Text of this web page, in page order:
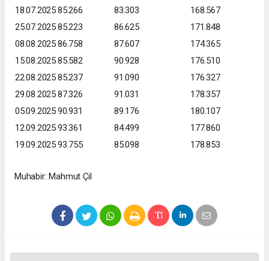
18.07.202585.266 83.303
168.567
25.07.202585.223 86.625
171.848
08.08.202586.758 87.607
174.365
15.08.202585.582 90.928
176.510
22.08.202585.237 91.090
176.327
29.08.202587.326 91.031
178.357
05.09.202590.931 89.176
180.107
12.09.202593.361 84.499
177.860
19.09.202593.755 85.098 178.853
Muhabir: Mahmut Çil